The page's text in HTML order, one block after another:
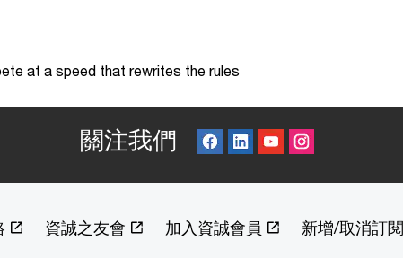
at a speed that rewrites the rules
關注我們
資誠之友會 加入資誠會員 新增/取消訂